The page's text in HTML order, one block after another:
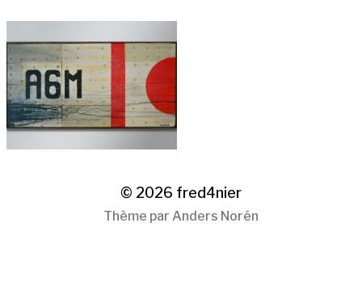
© 2026 fred4nier
Thème par Anders Norén